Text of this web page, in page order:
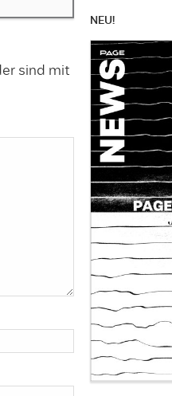
sind mit
NEU!